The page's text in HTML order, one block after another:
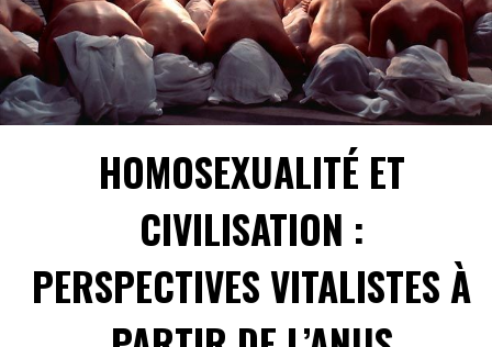
HOMOSEXUALITÉ ET
CIVILISATION :
PERSPECTIVES VITALISTES À